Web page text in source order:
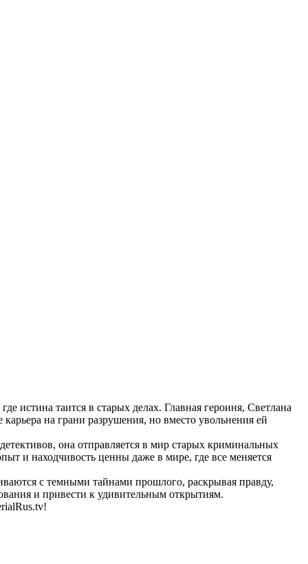
истина таится в старых делах. Главная героиня, Светлана
на грани разрушения, но вместо увольнения ей
она отправляется в мир старых криминальных
и находчивость ценны даже в мире, где все меняется
с темными тайнами прошлого, раскрывая правду,
и привести к удивительным открытиям.